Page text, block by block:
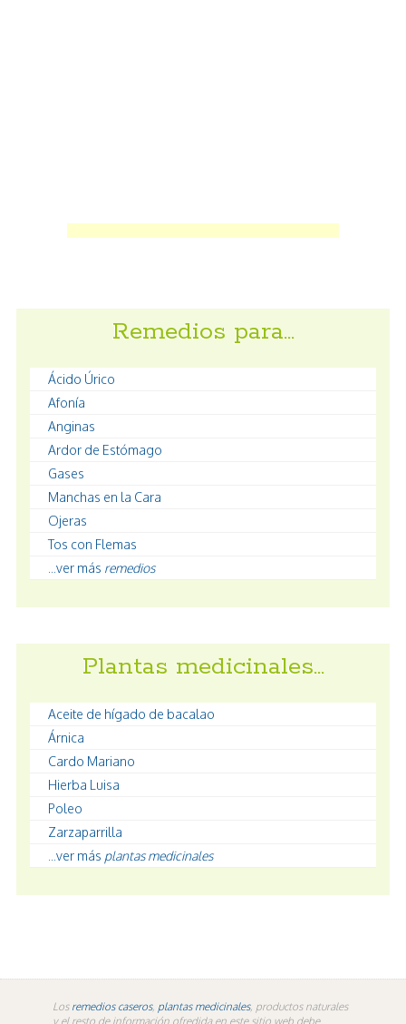
Remedios para…
Ácido Úrico
Afonía
Anginas
Ardor de Estómago
Gases
Manchas en la Cara
Ojeras
Tos con Flemas
...ver más remedios
Plantas medicinales…
Aceite de hígado de bacalao
Árnica
Cardo Mariano
Hierba Luisa
Poleo
Zarzaparrilla
...ver más plantas medicinales
Los remedios caseros, plantas medicinales, productos naturales
y el resto de información ofredida en este sitio web debe